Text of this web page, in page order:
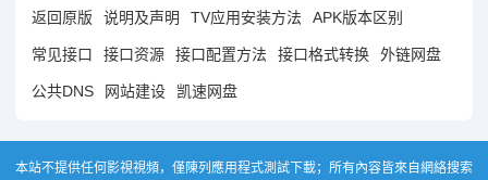
返回原版 说明及声明 TV应用安装方法 APK版本区别
常见接口 接口资源 接口配置方法 接口格式转换 外链网盘
公共DNS 网站建设 凯速网盘
本站不提供任何影視視頻，僅陳列應用程式測試下載；所有內容皆來自網絡搜索